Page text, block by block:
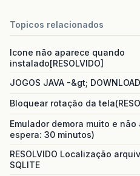
Topicos relacionados
Icone não aparece quando
instalado[RESOLVIDO]
JOGOS JAVA -&gt; DOWNLOAD
Bloquear rotação da
Emulador demora muito e não
espera: 30 minutos)
RESOLVIDO Localização
SQLITE